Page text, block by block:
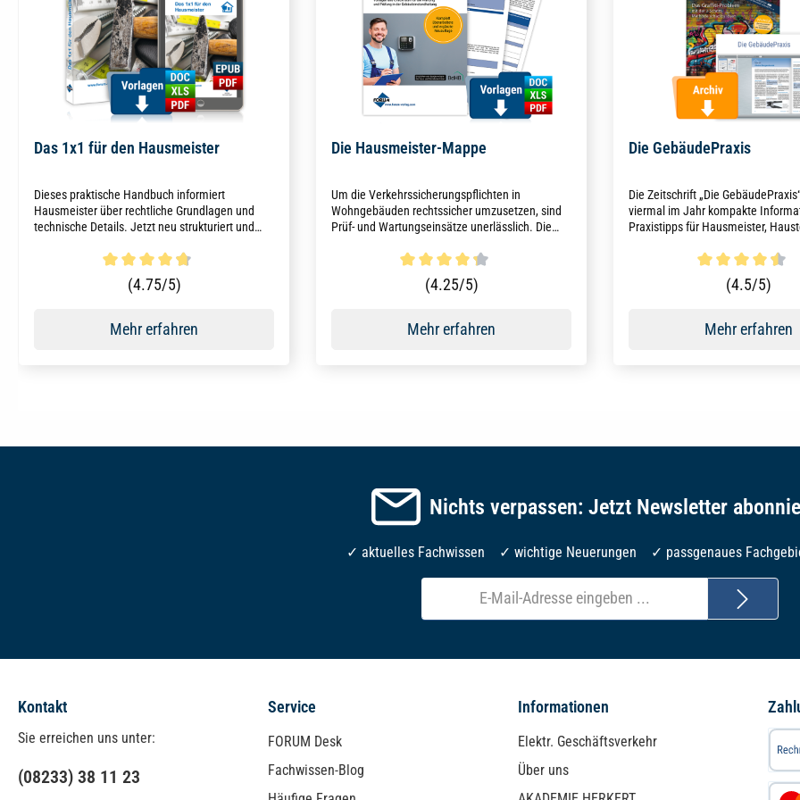
Das 1x1 für den Hausmeister
Dieses praktische Handbuch informiert
Hausmeister über rechtliche Grundlagen und
technische Details. Jetzt neu strukturiert und
Durchschnittliche Bewertung von 4.8 von 5 Sternen
(4.75/5)
Mehr erfahren
Die Hausmeister-Mappe
Um die Verkehrssicherungspflichten in
Wohngebäuden rechtssicher umzusetzen, sind
Prüf- und Wartungseinsätze unerlässlich. Die
unterstützt Sie mit Formularen und Checklisten
strukturiert bei der Umsetzung.
Durchschnittliche Bewertung von 4.3 von 5 Sternen
(4.25/5)
Mehr erfahren
Die GebäudePraxis
Die Zeitschrift „Die
viermal im Jahr kompakte
Praxistipps für Hausmeister,
stehen Instandhaltung, Wartung
von Gebäudeanlagen sowie
Anforderungen und aktuelle
Durchschnittliche(4.5/5)
Mehr erfahren
Nichts verpassen: Jetzt Newsletter
✓ aktuelles Fachwissen ✓ wichtige Neuerungen ✓ passgenaues
Kontakt
Sie erreichen uns unter:
(08233) 38 11 23
Service
FORUM Desk
Fachwissen-Blog
Informationen
Elektr. Geschäftsverkehr
Über uns